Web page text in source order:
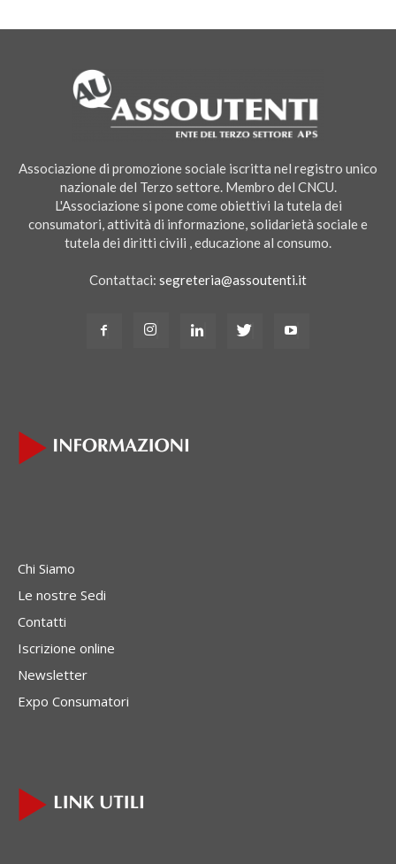
Associazione di promozione sociale iscritta nel registro unico
nazionale del Terzo settore. Membro del CNCU.
L'Associazione si pone come obiettivi la tutela dei
consumatori, attività di informazione, solidarietà sociale e
tutela dei diritti civili , educazione al consumo.
Contattaci: segreteria@assoutenti.it
Chi Siamo
Le nostre Sedi
Contatti
Iscrizione online
Newsletter
Expo Consumatori